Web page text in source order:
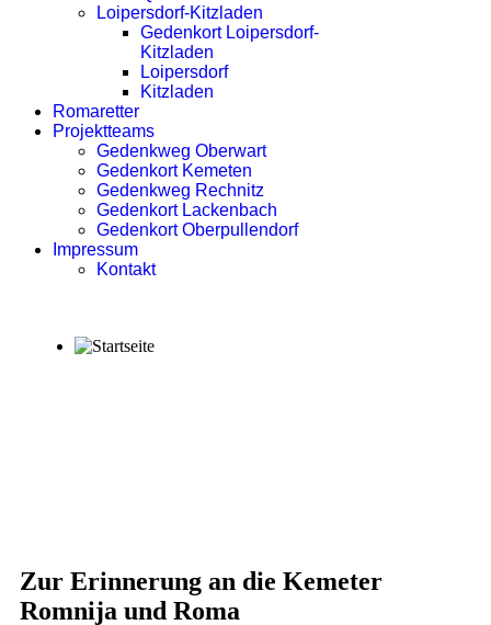
Loipersdorf-Kitzladen
Gedenkort Loipersdorf-
Kitzladen
Loipersdorf
Kitzladen
Romaretter
Projektteams
Gedenkweg Oberwart
Gedenkort Kemeten
Gedenkweg Rechnitz
Gedenkort Lackenbach
Gedenkort Oberpullendorf
Impressum
Kontakt
Zur Erinnerung an die Kemeter
Romnija und Roma